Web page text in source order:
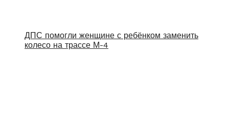
ДПС помогли женщине с ребёнком заменить
колесо на трассе М-4